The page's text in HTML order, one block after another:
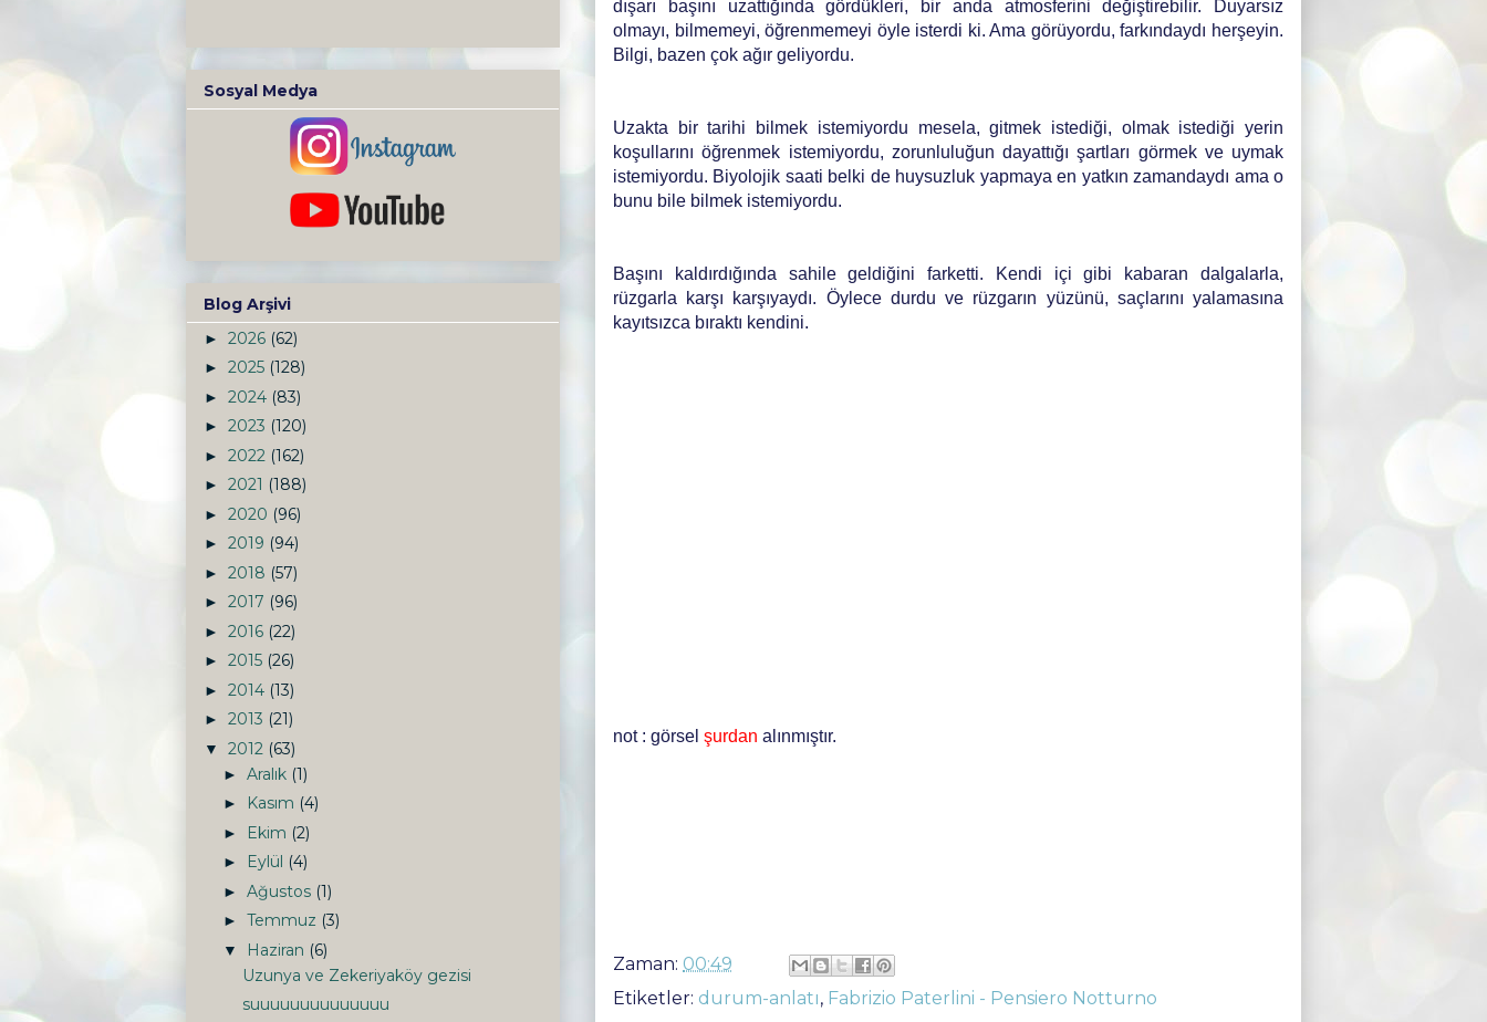
dışarı başını uzattığında gördükleri, bir anda atmosferini değiştirebilir. Duyarsız
olmayı, bilmemeyi, öğrenmemeyi öyle isterdi ki. Ama görüyordu, farkındaydı herşeyin.
Bilgi, bazen çok ağır geliyordu.
Uzakta bir tarihi bilmek istemiyordu mesela, gitmek istediği, olmak istediği yerin
koşullarını öğrenmek istemiyordu, zorunluluğun dayattığı şartları görmek ve uymak
istemiyordu. Biyolojik saati belki de huysuzluk yapmaya en yatkın zamandaydı ama o
bunu bile bilmek istemiyordu.
Başını kaldırdığında sahile geldiğini farketti. Kendi içi gibi kabaran dalgalarla,
rüzgarla karşı karşıyaydı. Öylece durdu ve rüzgarın yüzünü, saçlarını yalamasına
kayıtsızca bıraktı kendini.
not : görsel şurdan alınmıştır.
Zaman: 00:49
Etiketler: durum-anlatı, Fabrizio Paterlini - Pensiero Notturno
Sosyal Medya
Blog Arşivi
► 2026 (62)
► 2025 (128)
► 2024 (83)
► 2023 (120)
► 2022 (162)
► 2021 (188)
► 2020 (96)
► 2019 (94)
► 2018 (57)
► 2017 (96)
► 2016 (22)
► 2015 (26)
► 2014 (13)
► 2013 (21)
▼ 2012 (63)
► Aralık (1)
► Kasım (4)
► Ekim (2)
► Eylül (4)
► Ağustos (1)
► Temmuz (3)
▼ Haziran (6)
Uzunya ve Zekeriyaköy gezisi
suuuuuuuuuuuuuu